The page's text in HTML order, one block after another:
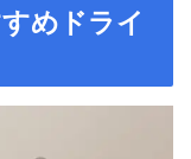
めドライ